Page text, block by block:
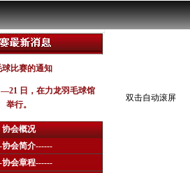
哈尔滨市职工
球比赛的通知
—21 日，在力龙羽毛球馆
举行。
协会概况
协会简介------
协会章程------
双击自动滚屏